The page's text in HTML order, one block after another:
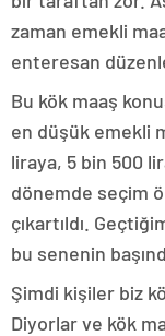
zaman emekli
enteresan
Bu kök maaş
en düşük emekli
liraya, 5 bin 500
dönemde seçim
çıkartıldı.
bu senenin
Şimdi kişiler biz
Diyorlar ve kök